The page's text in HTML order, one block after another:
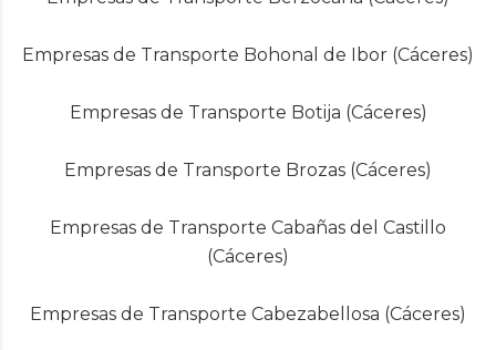
Empresas de Transporte Bohonal de Ibor (Cáceres)
Empresas de Transporte Botija (Cáceres)
Empresas de Transporte Brozas (Cáceres)
Empresas de Transporte Cabañas del Castillo
(Cáceres)
Empresas de Transporte Cabezabellosa (Cáceres)